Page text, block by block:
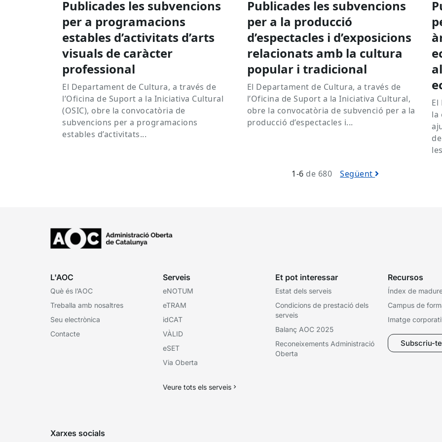
Publicades les subvencions
per a programacions
estables d’activitats d’arts
visuals de caràcter
professional
El Departament de Cultura, a través de
l’Oficina de Suport a la Iniciativa Cultural
(OSIC), obre la convocatòria de
subvencions per a programacions
estables d’activitats...
Publicades les subvencions
per a la producció
d’espectacles i d’exposicions
relacionats amb la cultura
popular i tradicional
El Departament de Cultura, a través de
l’Oficina de Suport a la Iniciativa Cultural,
obre la convocatòria de subvenció per a la
producció d’espectacles i...
El
la
1-6 de 680 Següent
L'AOC
Què és l’AOC
Treballa amb nosaltres
Seu electrònica
Contacte
Serveis
eNOTUM
eTRAM
idCAT
VÀLID
eSET
Via Oberta
Veure tots els serveis
Et pot interessar
Estat dels serveis
Condicions de prestació dels
serveis
Balanç AOC 2025
Reconeixements Administració
Oberta
Recursos
Índex de
Campus de
Imatge
Subscriu-
Xarxes socials